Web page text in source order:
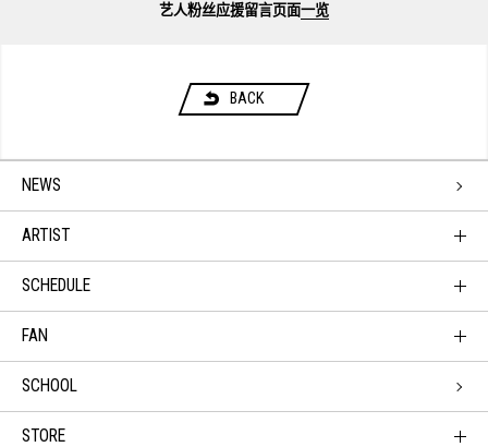
艺人粉丝应援留言页面一览
BACK
NEWS
ARTIST
SCHEDULE
FAN
SCHOOL
STORE